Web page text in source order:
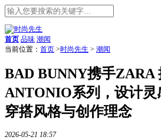
首页 品味 潮闻
当前位置： 首页 >时尚先生 > 潮闻
BAD BUNNY携手ZARA
ANTONIO系列，设计灵
穿搭风格与创作理念
2026-05-21 18:57